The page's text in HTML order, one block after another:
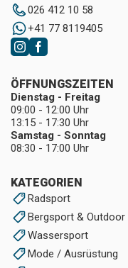
026 412 10 58
+41 77 8119405
KATEGORIEN
Radsport
Bergsport & Outdoor
Wassersport
Mode / Ausrüstung
ÖFFNUNGSZEITEN
Dienstag - Freitag
09:00 - 12:00 Uhr
13:15 - 17:30 Uhr
Samstag - Sonntag
08:30 - 17:00 Uhr